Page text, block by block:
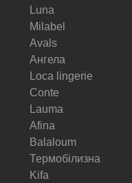
Luna
Milabel
Avals
Ангела
Loca lingerie
Conte
Lauma
Afina
Balaloum
Термобілизна
Kifa